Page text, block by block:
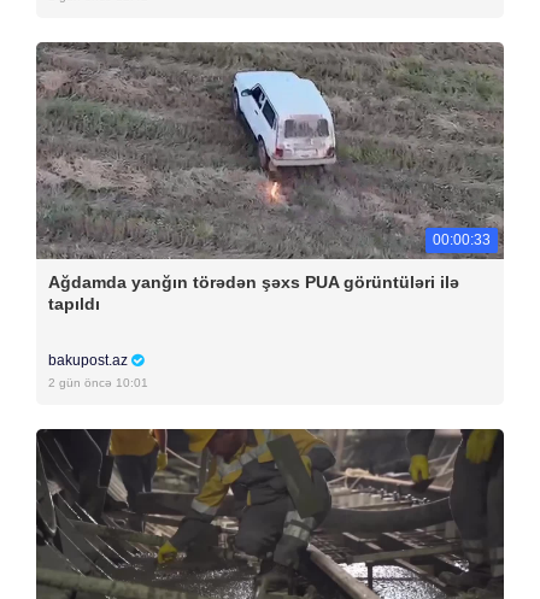
00:00:33
Ağdamda yanğın törədən şəxs PUA görüntüləri ilə
tapıldı
bakupost.az
2 gün öncə 10:01